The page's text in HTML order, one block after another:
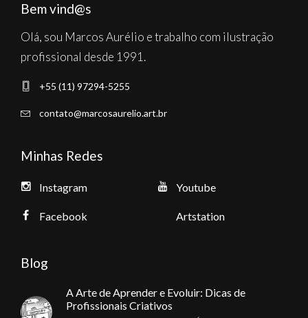
Bem vind@s
Olá, sou Marcos Aurélio e trabalho com ilustração
profissional desde 1991.
+55 (11) 97294-5255
contato@marcosaurelio.art.br
Minhas Redes
Instagram
Facebook
Youtube
Artstation
Blog
A Arte de Aprender e Evoluir: Dicas de
Profissionais Criativos